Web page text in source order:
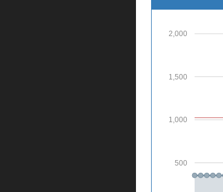
500
1,000
1,500
2,000